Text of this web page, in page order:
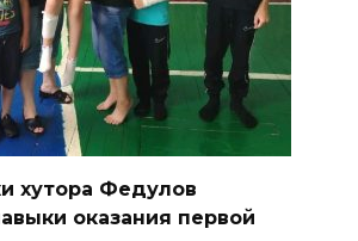
хутора Федулов
оказания первой